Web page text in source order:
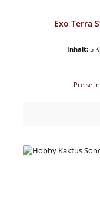
Exo Terra
Inhalt: 5
Preise